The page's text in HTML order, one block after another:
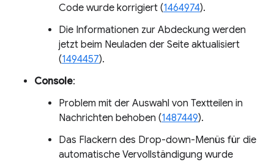
Code wurde korrigiert (1464974).
Die Informationen zur Abdeckung werden
jetzt beim Neuladen der Seite aktualisiert
(1494457).
Console:
Problem mit der Auswahl von Textteilen in
Nachrichten behoben (1487449).
Das Flackern des Drop-down-Menüs für die
automatische Vervollständigung wurde